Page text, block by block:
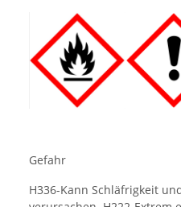
Gefahr
H336-Kann Schläfrigkeit